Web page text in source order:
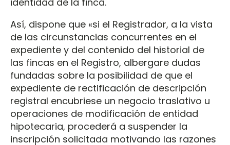
Así, dispone que «si el Registrador, a la vista
de las circunstancias concurrentes en el
expediente y del contenido del historial de
las fincas en el Registro, albergare dudas
fundadas sobre la posibilidad de que el
expediente de rectificación de descripción
registral encubriese un negocio traslativo u
operaciones de modificación de entidad
hipotecaria, procederá a suspender la
inscripción solicitada motivando las razones